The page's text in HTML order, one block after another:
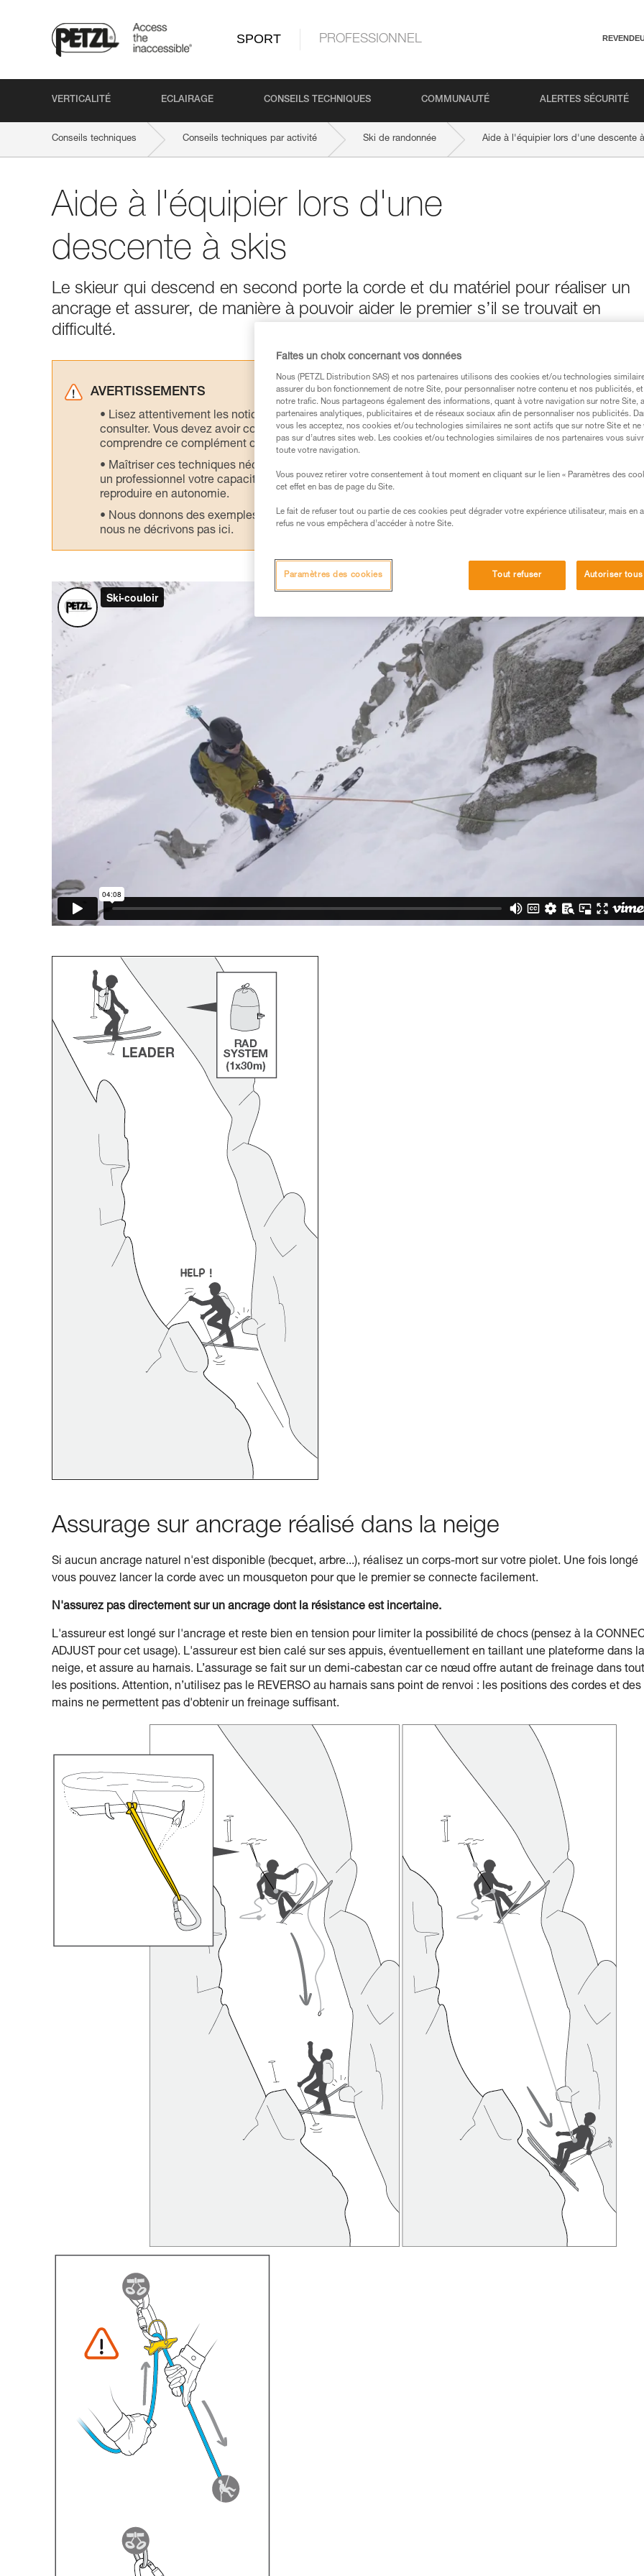
SPORT PROFESSIONNEL
VERTICALITÉ ECLAIRAGE CONSEILS TECHNIQUES COMMUNAUTÉ ALERTES SÉCURITÉ
Conseils techniques Conseils techniques par activité Ski de randonnée Aide à l'équipier lors d'une descente
Aide à l'équipier lors d'une
descente à skis
Le skieur qui descend en second porte la corde et du matériel pour réaliser un
ancrage et assurer, de manière à pouvoir aider le premier s’il se trouvait en
difficulté.
AVERTISSEMENTS
Lisez attentivement les notices techniques des produits utilisés dans ce conseil avant de le
consulter. Vous devez avoir compris les informations de la notice technique pour pouvoir
comprendre ce complément d’informations.
Maîtriser ces techniques nécessite une formation et un entraînement spécifique. Validez avec
un professionnel votre capacité à refaire la manipulation, seul, en toute sécurité, avant de la
reproduire en autonomie.
Nous donnons des exemples de techniques liées à votre activité. Il peut en exister d’autres que
nous ne décrivons pas ici.
Assurage sur ancrage réalisé dans la neige
Si aucun ancrage naturel n'est disponible (becquet, arbre...), réalisez un corps-mort sur votre piolet. Une fois longé
vous pouvez lancer la corde avec un mousqueton pour que le premier se connecte facilement.
N'assurez pas directement sur un ancrage dont la résistance est incertaine.
L'assureur est longé sur l'ancrage et reste bien en tension pour limiter la possibilité de chocs (pensez à la
ADJUST pour cet usage). L'assureur est bien calé sur ses appuis, éventuellement en taillant une plateforme dans la
neige, et assure au harnais. L’assurage se fait sur un demi-cabestan car ce nœud offre autant de freinage dans
les positions. Attention, n’utilisez pas le REVERSO au harnais sans point de renvoi : les positions des cordes et des
mains ne permettent pas d'obtenir un freinage suffisant.
Faites un choix concernant vos données
Nous (PETZL Distribution SAS) et nos partenaires utilisons des cookies et/ou technologies
assurer du bon fonctionnement de notre Site, pour personnaliser notre contenu et nos publicités,
notre trafic. Nous partageons également des informations, quant à votre navigation sur notre Site,
partenaires analytiques, publicitaires et de réseaux sociaux afin de personnaliser nos publicités.
vous les acceptez, nos cookies et/ou technologies similaires ne sont actifs que sur notre Site et ne
pas sur d’autres sites web. Les cookies et/ou technologies similaires de nos partenaires vous
toute votre navigation.
Vous pouvez retirer votre consentement à tout moment en cliquant sur le lien « Paramètres des
cet effet en bas de page du Site.
Le fait de refuser tout ou partie de ces cookies peut dégrader votre expérience utilisateur, mais en
refus ne vous empêchera d’accéder à notre Site.
Tout refuser Autoriser
Paramètres des cookies